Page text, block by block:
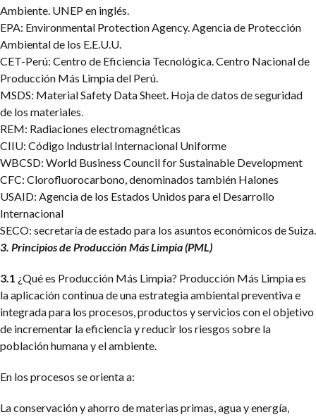
Ambiente. UNEP en inglés.
EPA: Environmental Protection Agency. Agencia de Protección
Ambiental de los E.E.U.U.
CET-Perú: Centro de Eficiencia Tecnológica. Centro Nacional de
Producción Más Limpia del Perú.
MSDS: Material Safety Data Sheet. Hoja de datos de seguridad
de los materiales.
REM: Radiaciones electromagnéticas
CIIU: Código Industrial Internacional Uniforme
WBCSD: World Business Council for Sustainable Development
CFC: Clorofluorocarbono, denominados también Halones
USAID: Agencia de los Estados Unidos para el Desarrollo
Internacional
SECO: secretaría de estado para los asuntos económicos de Suiza.
3. Principios de Producción Más Limpia (PML)
3.1 ¿Qué es Producción Más Limpia? Producción Más Limpia es
la aplicación continua de una estrategia ambiental preventiva e
integrada para los procesos, productos y servicios con el objetivo
de incrementar la eficiencia y reducir los riesgos sobre la
población humana y el ambiente.
En los procesos se orienta a:
La conservación y ahorro de materias primas, agua y energía,